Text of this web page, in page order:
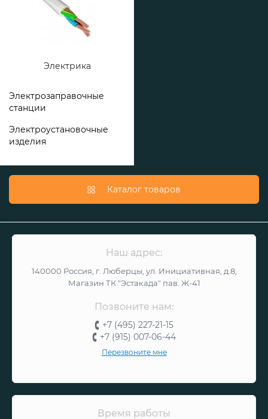
Электрика
Электрозаправочные
станции
Электроустановочные
изделия
Каталог товаров
Наш адрес:
140000 Россия, г. Люберцы, ул. Инициативная, д.8,
Магазин ТК "Эстакада" пав. Ж-41
Позвоните нам:
+7 (495) 227-21-15
+7 (915) 007-06-44
Перезвоните мне
Время работы